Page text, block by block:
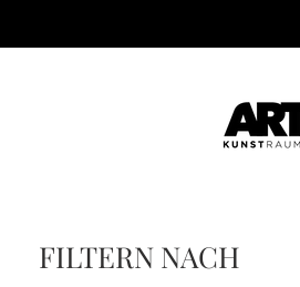
FILTERN NACH